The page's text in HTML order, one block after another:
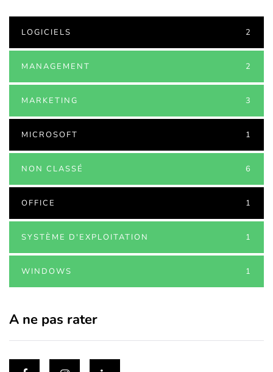
LOGICIELS 2
MANAGEMENT 2
MARKETING 3
MICROSOFT 1
NON CLASSÉ 6
OFFICE 1
SYSTÈME D'EXPLOITATION 1
WINDOWS 1
A ne pas rater